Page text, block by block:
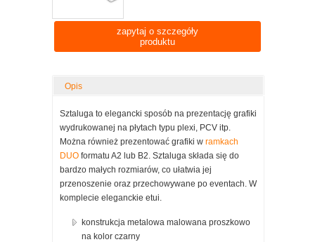
zapytaj o szczegóły
produktu
Opis
Sztaluga to elegancki sposób na prezentację grafiki
wydrukowanej na płytach typu plexi, PCV itp.
Można również prezentować grafiki w ramkach
DUO formatu A2 lub B2. Sztaluga składa się do
bardzo małych rozmiarów, co ułatwia jej
przenoszenie oraz przechowywane po eventach. W
komplecie eleganckie etui.
konstrukcja metalowa malowana proszkowo
na kolor czarny